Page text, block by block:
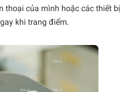
thoại của mình hoặc các thiết bị
khi trang điểm.